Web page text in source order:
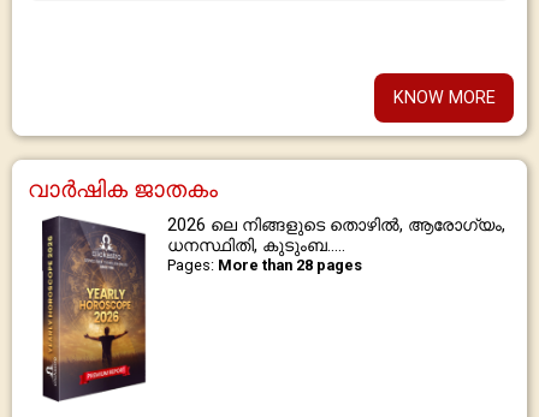
KNOW MORE
വാർഷിക ജാതകം
2026 ലെ നിങ്ങളുടെ തൊഴിൽ, ആരോഗ്യം,
ധനസ്ഥിതി, കുടുംബ.....
Pages: More than 28 pages